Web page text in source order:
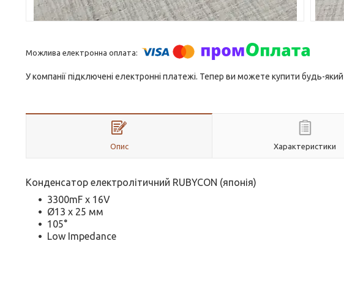
У компанії підключені електронні платежі. Тепер ви можете купити будь-
Опис Характеристики
Конденсатор електролітичний RUBYCON (японія)
3300mF х 16V
Ø13 х 25 мм
105°
Low Impedance